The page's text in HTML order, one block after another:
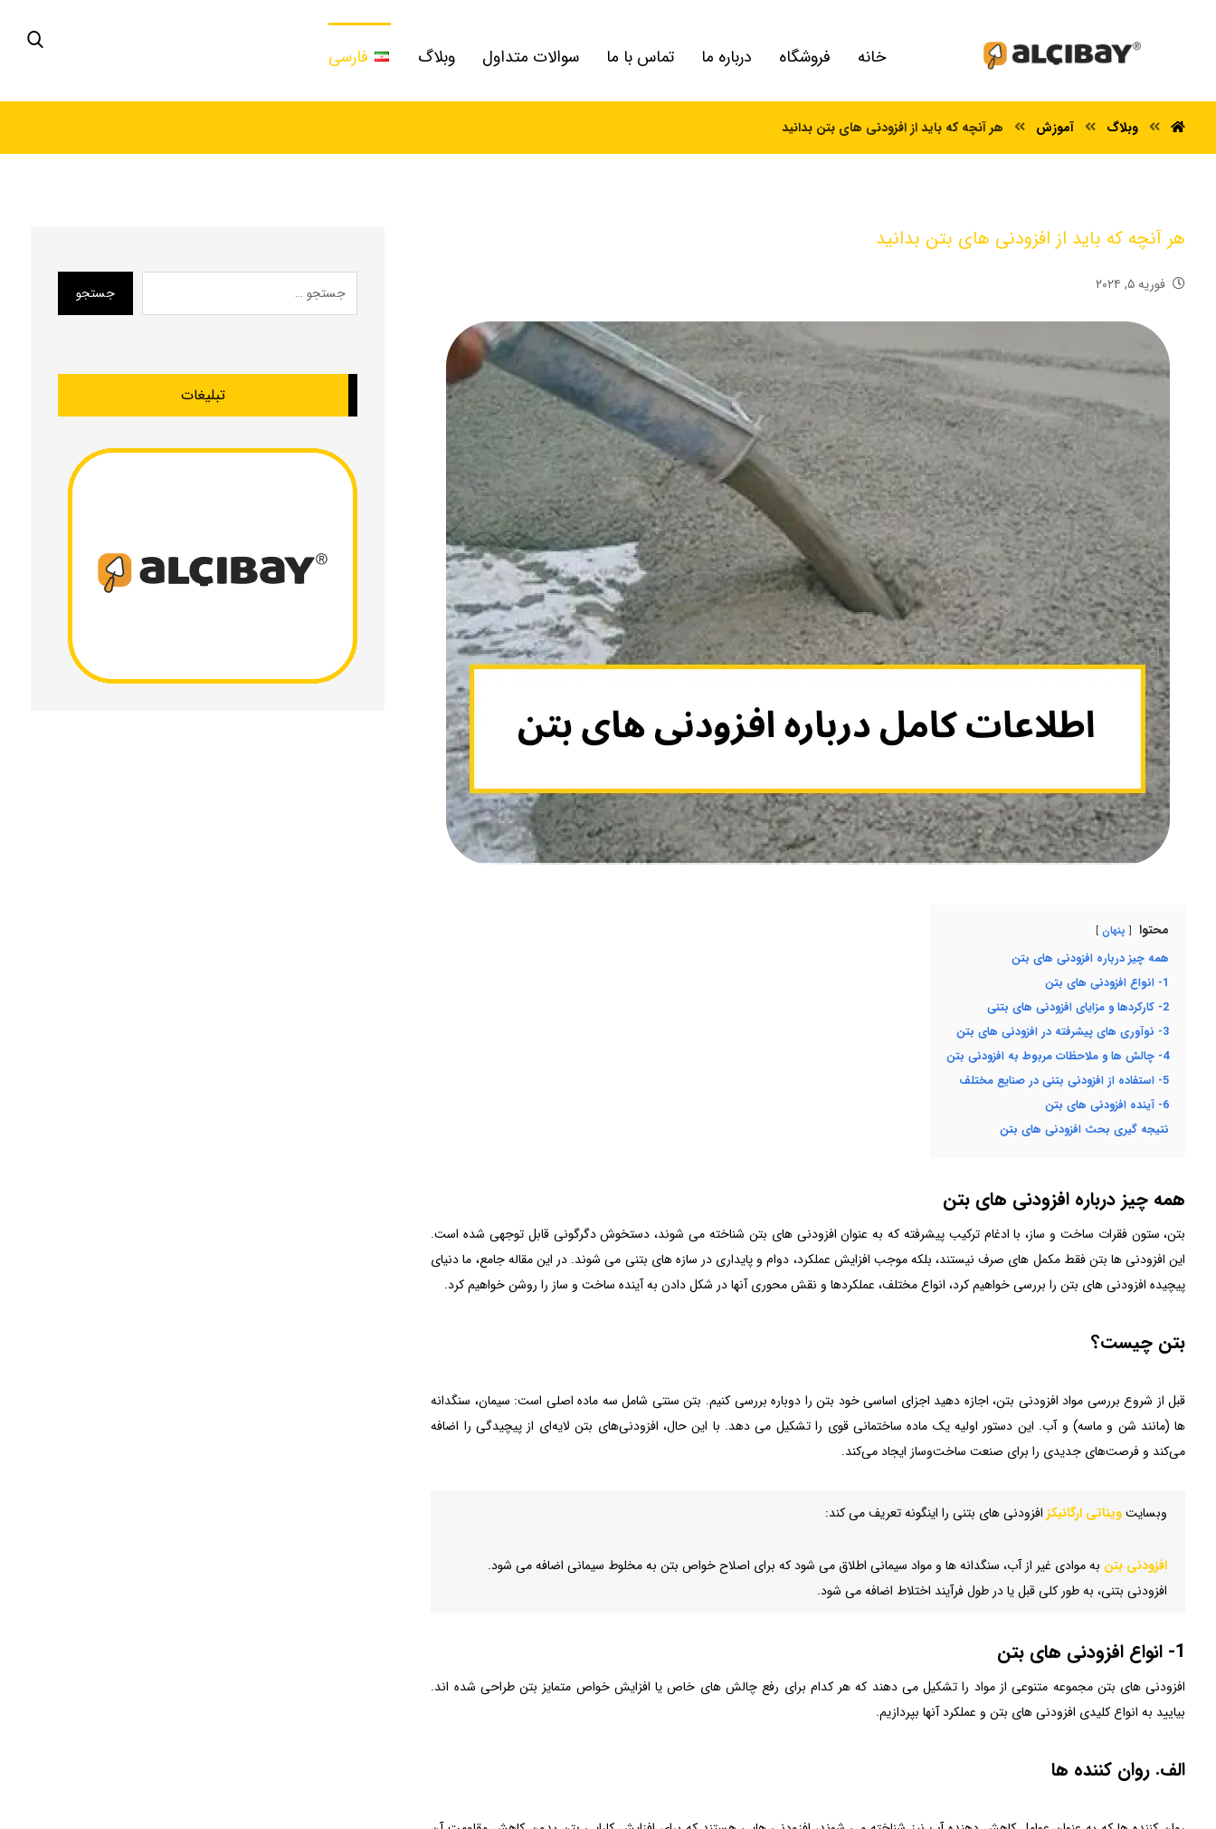
خانه فروشگاه درباره ما تماس با ما سوالات متداول وبلاگ فارسی
وبلاگ آموزش هر آنچه که باید از افزودنی های بتن بدانید
هر آنچه که باید از افزودنی های بتن بدانید
فوریه ۵, ۲۰۲۴
محتوا پنهان
همه چیز درباره افزودنی های بتن
1- انواع افزودنی های بتن
2- کارکردها و مزایای افزودنی های بتنی
3- نوآوری های پیشرفته در افزودنی های بتن
4- چالش ها و ملاحظات مربوط به افزودنی بتن
5- استفاده از افزودنی بتنی در صنایع مختلف
6- آینده افزودنی های بتن
نتیجه گیری بحث افزودنی های بتن
همه چیز درباره افزودنی های بتن
بتن، ستون فقرات ساخت و ساز، با ادغام ترکیب پیشرفته که به عنوان افزودنی های بتن شناخته می شوند، دستخوش دگرگونی قابل توجهی شده است.
این افزودنی ها بتن فقط مکمل های صرف نیستند، بلکه موجب افزایش عملکرد، دوام و پایداری در سازه های بتنی می شوند. در این مقاله جامع، ما دنیای
پیچیده افزودنی های بتن را بررسی خواهیم کرد، انواع مختلف، عملکردها و نقش محوری آنها در شکل دادن به آینده ساخت و ساز را روشن خواهیم کرد.
بتن چیست؟
قبل از شروع بررسی مواد افزودنی بتن، اجازه دهید اجزای اساسی خود بتن را دوباره بررسی کنیم. بتن سنتی شامل سه ماده اصلی است: سیمان، سنگدانه
ها (مانند شن و ماسه) و آب. این دستور اولیه یک ماده ساختمانی قوی را تشکیل می دهد. با این حال، افزودنی‌های بتن لایه‌ای از پیچیدگی را اضافه
می‌کند و فرصت‌های جدیدی را برای صنعت ساخت‌وساز ایجاد می‌کند.
وبسایتویناتی ارگانیکزافزودنی های بتنی را اینگونه تعریف می کند:
افزودنی بتن به موادی غیر از آب، سنگدانه ها و مواد سیمانی اطلاق می شود که برای اصلاح خواص بتن به مخلوط سیمانی اضافه می شود.
افزودنی بتنی، به طور کلی قبل یا در طول فرآیند اختلاط اضافه می شود.
1- انواع افزودنی های بتن
افزودنی های بتن مجموعه متنوعی از مواد را تشکیل می دهند که هر کدام برای رفع چالش های خاص یا افزایش خواص متمایز بتن طراحی شده اند.
بیایید به انواع کلیدی افزودنی های بتن و عملکرد آنها بپردازیم.
الف. روان کننده ها
جستجو
تبلیغات